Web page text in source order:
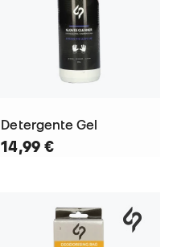
Detergente Gel
14,99 €